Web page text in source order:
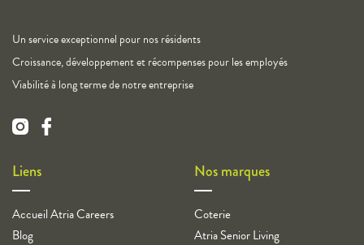
Un service exceptionnel pour nos résidents
Croissance, développement et récompenses pour les employés
Viabilité à long terme de notre entreprise
Liens
Accueil Atria Careers
Blog
Nos marques
Coterie
Atria Senior Living